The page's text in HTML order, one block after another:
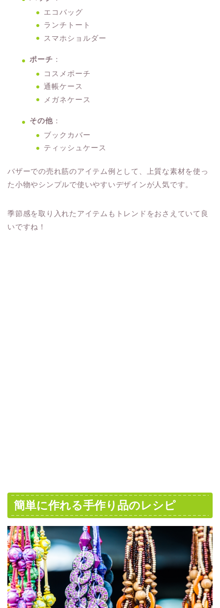
エコバッグ
ランチトート
スマホショルダー
ポーチ ：
コスメポーチ
通帳ケース
メガネケース
その他 ：
ブックカバー
ティッシュケース
バザーでの売れ筋のアイテム例として、上質な素材を使っ
た小物やシンプルで使いやすいデザインが人気です。
季節感を取り入れたアイテムもトレンドをおさえていて良
いですね！
簡単に作れる手作り品のレシピ